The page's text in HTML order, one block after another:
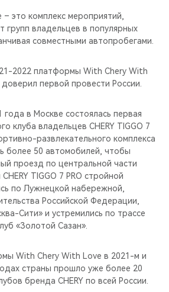
это комплекс мероприятий,
групп владельцев в популярных
совместными автопробегами.
2022 платформы With Chery With
доверил первой провести России.
года в Москве состоялась первая
клуба владельцев CHERY TIGGO 7
развлекательного комплекса
более 50 автомобилей, чтобы
проезд по центральной части
TIGGO 7 PRO стройной
по Лужнецкой набережной,
Российской Федерации,
Сити» и устремились по трассе
«Золотой Сазан».
With Chery With Love в 2021-м и
страны прошло уже более 20
бренда CHERY по всей России.